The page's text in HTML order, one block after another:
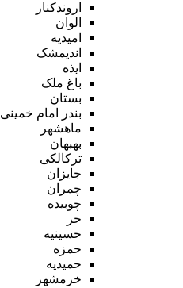
اروندکنار
الوان
امیدیه
اندیمشک
ایذه
باغ ملک
بستان
بندر امام خمینی
ماهشهر
بهبهان
ترکالکی
جایزان
چمران
چوبیده
حر
حسینیه
حمزه
حمیدیه
خرمشهر